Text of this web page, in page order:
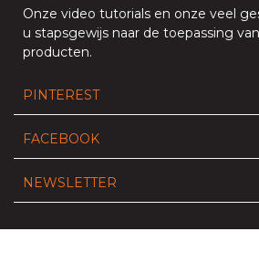
Onze video tutorials en onze veel
u stapsgewijs naar de toepassing
producten.
PINTEREST
FACEBOOK
NEWSLETTER